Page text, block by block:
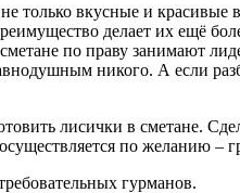
только вкусные и красивые
делает их ещё
по праву занимают
никого. А если
лисички в сметане.
по желанию –
гурманов.